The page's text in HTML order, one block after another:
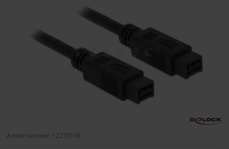
Article number: 12275198